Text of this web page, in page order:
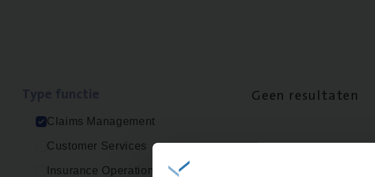
Claims Management
Customer Services
Insurance Operations
Geen resultaten